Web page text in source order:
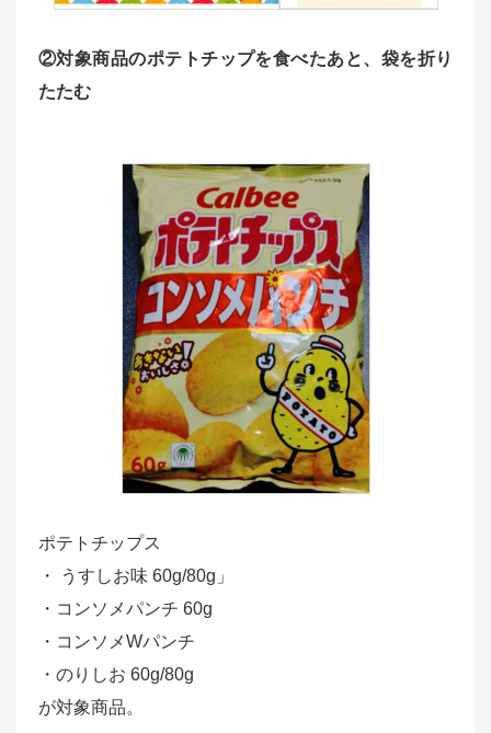
②対象商品のポテトチップを食べたあと、袋を折り
たたむ
ポテトチップス
・ うすしお味 60g/80g」
・コンソメパンチ 60g
・コンソメWパンチ
・のりしお 60g/80g
が対象商品。